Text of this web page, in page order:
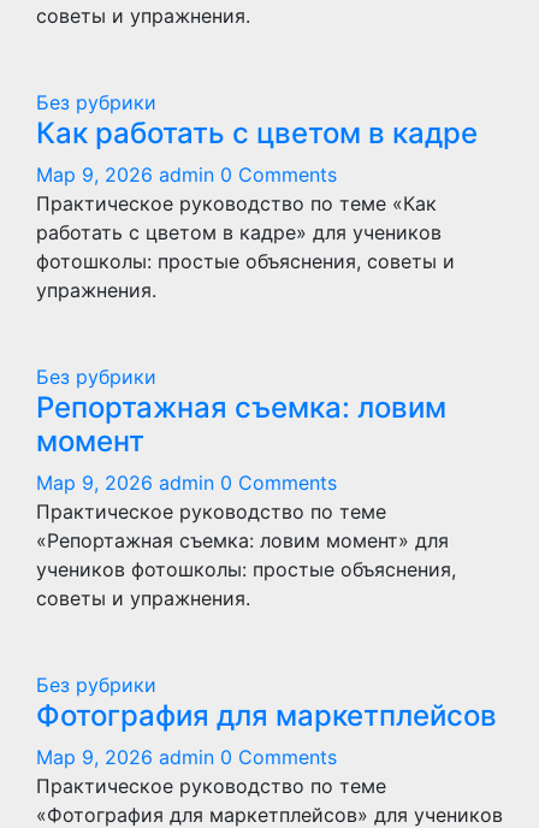
советы и упражнения.
Без рубрики
Как работать с цветом в кадре
Мар 9, 2026 admin 0 Comments
Практическое руководство по теме «Как
работать с цветом в кадре» для учеников
фотошколы: простые объяснения, советы и
упражнения.
Без рубрики
Репортажная съемка: ловим
момент
Мар 9, 2026 admin 0 Comments
Практическое руководство по теме
«Репортажная съемка: ловим момент» для
учеников фотошколы: простые объяснения,
советы и упражнения.
Без рубрики
Фотография для маркетплейсов
Мар 9, 2026 admin 0 Comments
Практическое руководство по теме
«Фотография для маркетплейсов» для учеников